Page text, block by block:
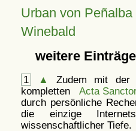
Urban von Peñalba
Winebald
weitere
1 ▲
Zudem mit der
kompletten Acta
durch persönliche
die einzige
wissenschaftlicher Tiefe.